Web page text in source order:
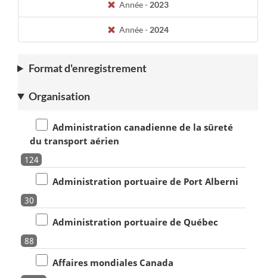
Année - 2023
Année - 2024
Format d'enregistrement
Organisation
Administration canadienne de la sûreté
du transport aérien
124
Administration portuaire de Port Alberni
30
Administration portuaire de Québec
88
Affaires mondiales Canada